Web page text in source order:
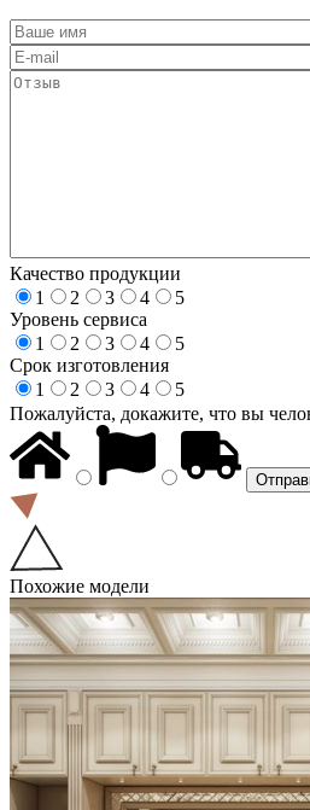
Качество продукции
1
2 3 4
5
Уровень сервиса
1
2 3 4
5
Срок изготовления
1
2 3 4
5
Пожалуйста, докажите, что вы
Похожие модели